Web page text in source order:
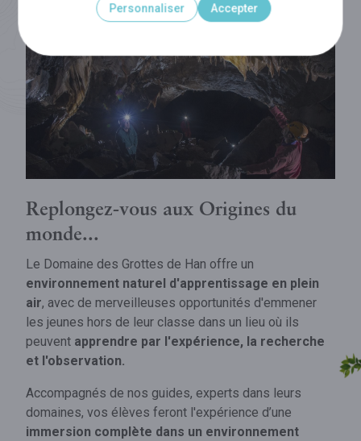
Replongez-vous aux Origines du
monde...
Le Domaine des Grottes de Han offre un
environnement naturel d'apprentissage en plein
air, avec de merveilleuses opportunités d'emmener
les jeunes hors de leur classe dans un lieu où ils
peuvent apprendre par l'expérience, la recherche
et l'observation.
Accompagnés de nos guides, experts dans leurs
domaines, vos élèves feront l'expérience d’une
immersion complète dans un environnement
Personnaliser Accepter